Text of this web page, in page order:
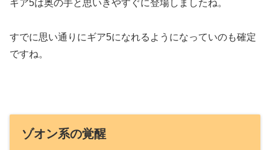
ギア5は奥の手と思いきやすぐに登場しましたね。
すでに思い通りにギア5になれるようになっていのも確定
ですね。
ゾオン系の覚醒